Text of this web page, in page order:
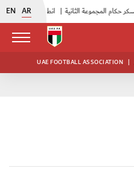
EN AR انطلاق منافسات بطولة النخبة لحرس الرئاسة |
UAE FOOTBALL ASSOCIATION |